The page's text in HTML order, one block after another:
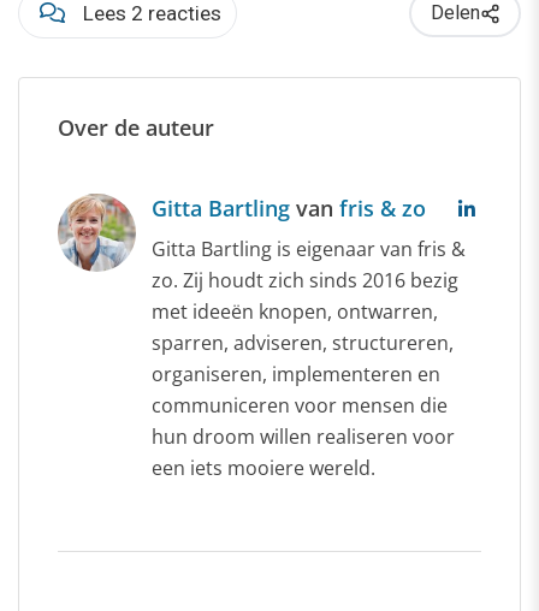
Lees 2 reacties Delen
Over de auteur
Gitta Bartling van fris & zo
Gitta Bartling is eigenaar van fris &
zo. Zij houdt zich sinds 2016 bezig
met ideeën knopen, ontwarren,
sparren, adviseren, structureren,
organiseren, implementeren en
communiceren voor mensen die
hun droom willen realiseren voor
een iets mooiere wereld.